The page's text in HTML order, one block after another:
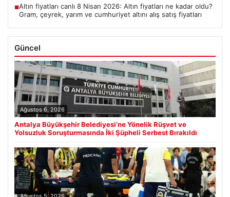
■Altın fiyatları canlı 8 Nisan 2026: Altın fiyatları ne kadar oldu?
Gram, çeyrek, yarım ve cumhuriyet altını alış satış fiyatları
Güncel
Ağustos 6, 2026
Antalya Büyükşehir Belediyesi’ne Yönelik Rüşvet ve
Yolsuzluk Soruşturmasında İki Şüpheli Serbest Bırakıldı